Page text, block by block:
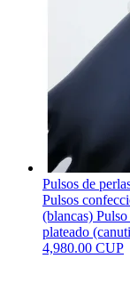
Pulsos de
Pulsos
(blancas)
plateado
4,980.00 CUP